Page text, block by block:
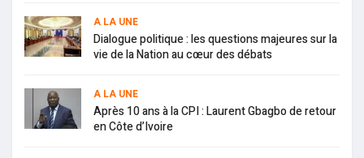
A LA UNE
Dialogue politique : les questions majeures sur la
vie de la Nation au cœur des débats
A LA UNE
Après 10 ans à la CPI : Laurent Gbagbo de retour
en Côte d’Ivoire